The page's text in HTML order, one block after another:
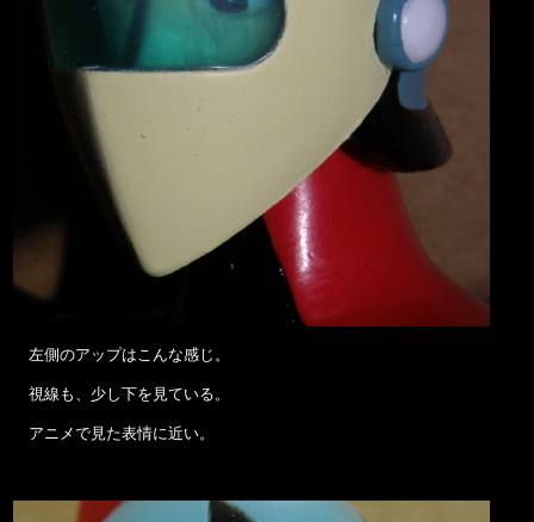
左側のアップはこんな感じ。
視線も、少し下を見ている。
アニメで見た表情に近い。